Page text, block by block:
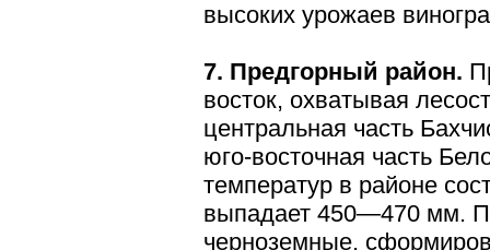
высоких уро­жаев
7. Предгорный район.
восток, охватывая
цен­тральная часть
юго-вос­точная часть
температур в районе
выпадает 450—470 мм.
черноземные,